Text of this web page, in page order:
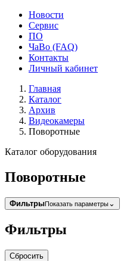
Новости
Сервис
ПО
ЧаВо (FAQ)
Контакты
Личный кабинет
Главная
Каталог
Архив
Видеокамеры
Поворотные
Каталог оборудования
Поворотные
ФильтрыПоказать параметры⌄
Фильтры
Сбросить